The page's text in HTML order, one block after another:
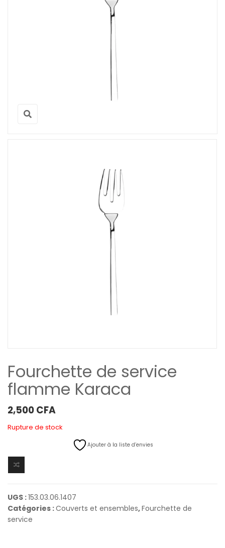
Fourchette de service
flamme Karaca
2,500CFA
Rupture de stock
Ajouter à la liste d’envies
UGS :153.03.06.1407
Catégories :Couverts et ensembles,Fourchette de
service